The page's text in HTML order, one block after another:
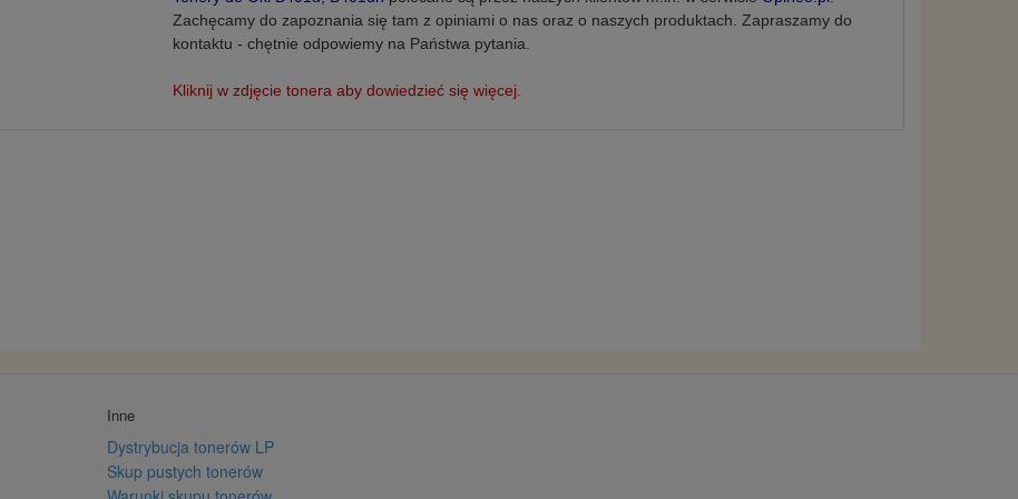
Zachęcamy do zapoznania się tam z opiniami o nas oraz o naszych produktach. Zapraszamy do
kontaktu - chętnie odpowiemy na Państwa pytania.
Kliknij w zdjęcie tonera aby dowiedzieć się więcej.
Inne
Dystrybucja tonerów LP
Skup pustych tonerów